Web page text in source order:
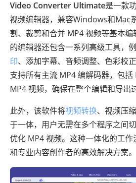
Video Converter Ultimate是一款
视频编辑器，兼容Windows和Mac
割、裁剪和合并 MP4 视频等基本
的编辑器还包含一系列高级工具，例
印、添加字幕、音频调整、色彩校
支持所有主流 MP4 编解码器，包
MP4 视频，确保在整个编辑和导出
此外，该软件将视频转换、视频压
于一体，用户无需在多个程序之间
优化 MP4 视频。这种一体化的工
和专业内容创作者的高效解决方案。